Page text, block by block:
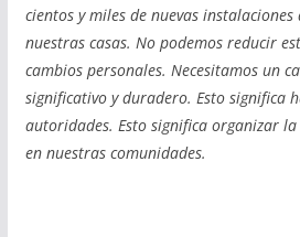
cientos y miles de nuevas instalaciones
nuestras casas. No podemos reducir
cambios personales. Necesitamos un
significativo y duradero. Esto significa
autoridades. Esto significa organizar la
en nuestrascomunidades.